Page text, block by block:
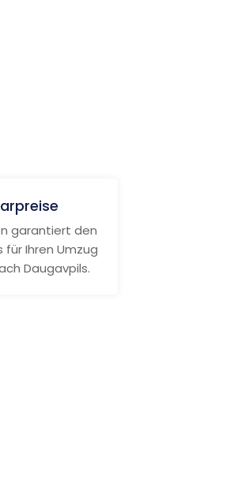
garantiert den
für Ihren Umzug
Daugavpils.